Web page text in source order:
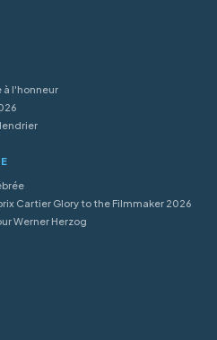
à l'honneur
Cartier Glory to the Filmmaker 2026
Werner Herzog